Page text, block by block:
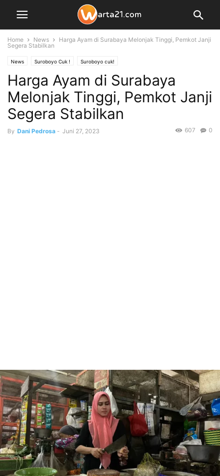
Home News
Harga Ayam di Surabaya Melonjak Tinggi, Pemkot Janji
Segera Stabilkan
News Suroboyo Cuk ! Suroboyo cuk!
Harga Ayam di Surabaya
Melonjak Tinggi, Pemkot Janji
Segera Stabilkan
By Dani Pedrosa - Juni 27, 2023 0
607